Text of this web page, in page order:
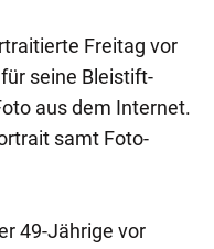
Freitag vor
seine Bleistift-
aus dem Internet.
samt Foto-
49-Jährige vor